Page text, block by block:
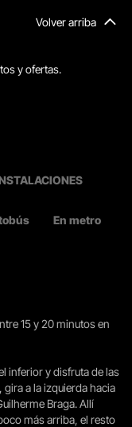
Volver arriba
y ofertas.
En metro
15 y 20 minutos en
inferior y disfruta de las
gira a la izquierda hacia
Braga. Allí
más arriba, el resto